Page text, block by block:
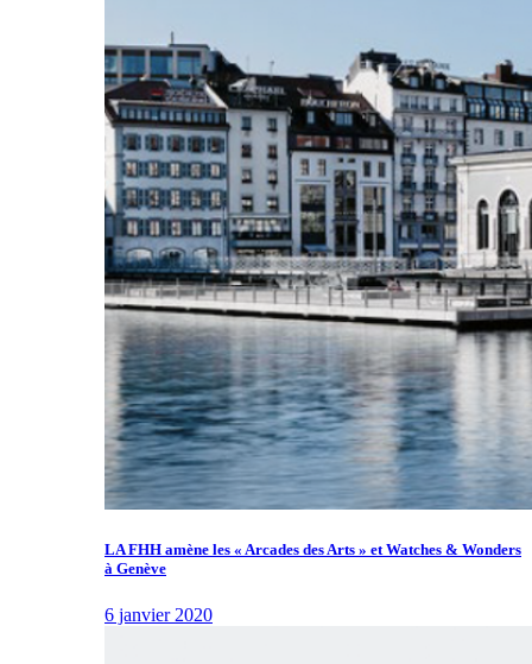
LA FHH amène les « Arcades des Arts » et Watches & Wonders
à Genève
6 janvier 2020